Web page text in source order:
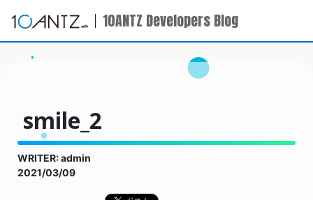
10ANTZ Developers Blog
smile_2
WRITER: admin
2021/03/09